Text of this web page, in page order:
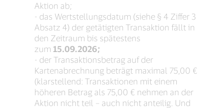
Aktion ab;
- das Wertstellungsdatum (siehe § 4 Ziffer 3
Absatz 4) der getätigten Transaktion fällt in
den Zeitraum bis spätestens
zum 15.09.2026;
- der Transaktionsbetrag auf der
Kartenabrechnung beträgt maximal 75,00 €
(klarstellend: Transaktionen mit einem
höheren Betrag als 75,00 € nehmen an der
Aktion nicht teil – auch nicht anteilig. Und